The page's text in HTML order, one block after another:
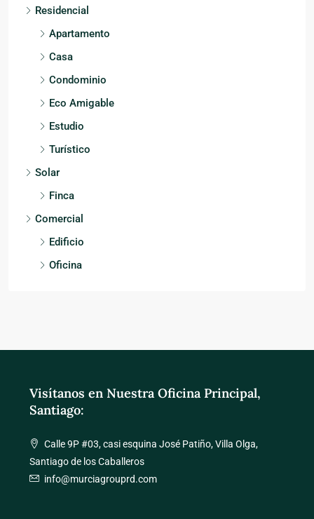
Residencial
Apartamento
Casa
Condominio
Eco Amigable
Estudio
Turístico
Solar
Finca
Comercial
Edificio
Oficina
Visítanos en Nuestra Oficina Principal,
Santiago:
Calle 9P #03, casi esquina José Patiño, Villa Olga,
Santiago de los Caballeros
info@murciagrouprd.com